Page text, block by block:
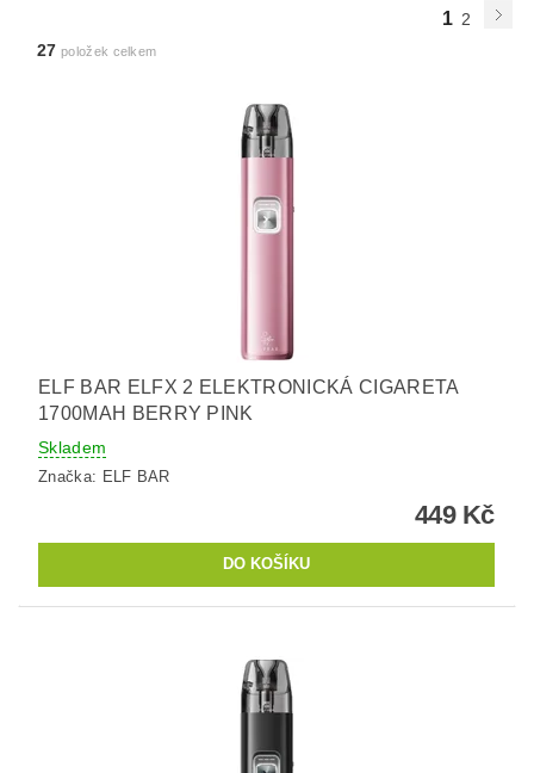
1 2
27 položek celkem
ELF BAR ELFX 2 ELEKTRONICKÁ CIGARETA
1700MAH BERRY PINK
Skladem
Značka: ELF BAR
449 Kč